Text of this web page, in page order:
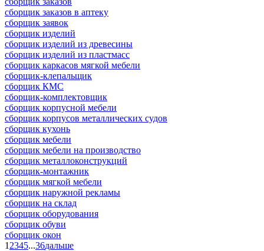
сборщик заказов в аптеку
сборщик заявок
сборщик изделий
сборщик изделий из древесины
сборщик изделий из пластмасс
сборщик каркасов мягкой мебели
сборщик-клепальщик
сборщик КМС
сборщик-комплектовщик
сборщик корпусной мебели
сборщик корпусов металлических судов
сборщик кухонь
сборщик мебели
сборщик мебели на производство
сборщик металлоконструкций
сборщик-монтажник
сборщик мягкой мебели
сборщик наружной рекламы
сборщик на склад
сборщик оборудования
сборщик обуви
сборщик окон
1 2345...36дальше